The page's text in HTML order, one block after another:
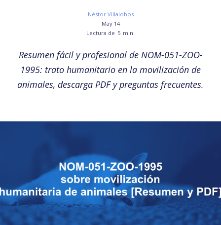
Néstor Villalobos
May 14
Lectura de 5 min.
Resumen fácil y profesional de NOM-051-ZOO-
1995: trato humanitario en la movilización de
animales, descarga PDF y preguntas frecuentes.